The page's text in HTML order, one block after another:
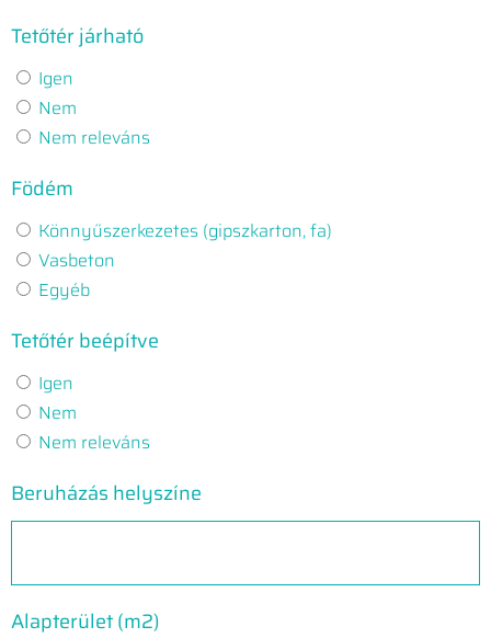
Tetőtér járható
Igen
Nem
Nem releváns
Födém
Könnyűszerkezetes (gipszkarton, fa)
Vasbeton
Egyéb
Tetőtér beépítve
Igen
Nem
Nem releváns
Beruházás helyszíne
Alapterület (m2)